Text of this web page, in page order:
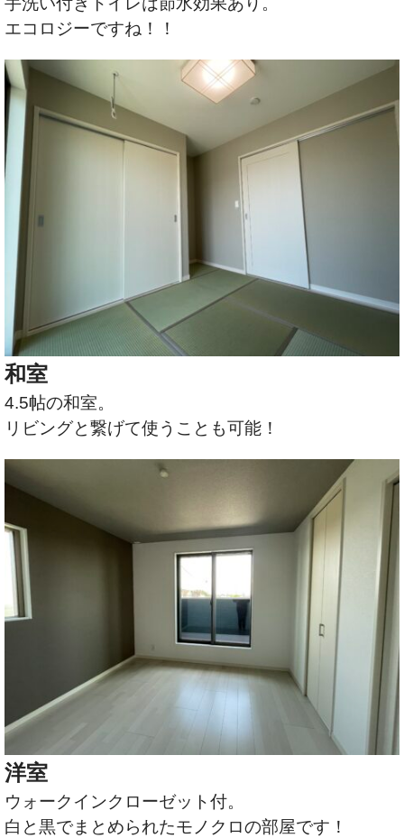
エコロジーですね！！
和室
4.5帖の和室。
リビングと繋げて使うことも可能！
洋室
ウォークインクローゼット付。
白と黒でまとめられたモノクロの部屋です！